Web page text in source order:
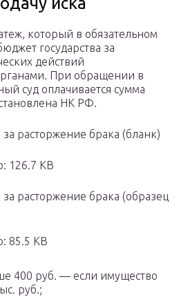
который в обязательном
государства за
действий
При обращении в
суд оплачивается сумма
НК РФ.
расторжение брака (бланк)
126.7 KB
расторжение брака (образец
85.5 KB
400 руб. — если имущество
руб.;